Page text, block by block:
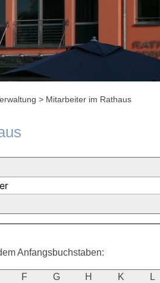
> Mitarbeiter im Rathaus
Anfangsbuchstaben:
F G H K L